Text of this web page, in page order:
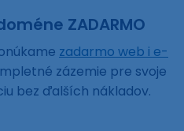
ZADARMO
zadarmo web i e-
zázemie pre svoje
bez ďalších nákladov.